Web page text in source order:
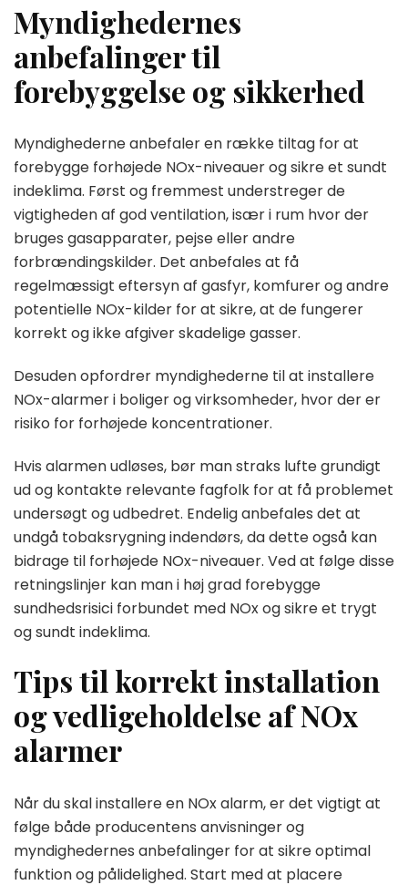
Myndighedernes
anbefalinger til
forebyggelse og sikkerhed
Myndighederne anbefaler en række tiltag for at
forebygge forhøjede NOx-niveauer og sikre et sundt
indeklima. Først og fremmest understreger de
vigtigheden af god ventilation, især i rum hvor der
bruges gasapparater, pejse eller andre
forbrændingskilder. Det anbefales at få
regelmæssigt eftersyn af gasfyr, komfurer og andre
potentielle NOx-kilder for at sikre, at de fungerer
korrekt og ikke afgiver skadelige gasser.
Desuden opfordrer myndighederne til at installere
NOx-alarmer i boliger og virksomheder, hvor der er
risiko for forhøjede koncentrationer.
Hvis alarmen udløses, bør man straks lufte grundigt
ud og kontakte relevante fagfolk for at få problemet
undersøgt og udbedret. Endelig anbefales det at
undgå tobaksrygning indendørs, da dette også kan
bidrage til forhøjede NOx-niveauer. Ved at følge disse
retningslinjer kan man i høj grad forebygge
sundhedsrisici forbundet med NOx og sikre et trygt
og sundt indeklima.
Tips til korrekt installation
og vedligeholdelse af NOx
alarmer
Når du skal installere en NOx alarm, er det vigtigt at
følge både producentens anvisninger og
myndighedernes anbefalinger for at sikre optimal
funktion og pålidelighed. Start med at placere